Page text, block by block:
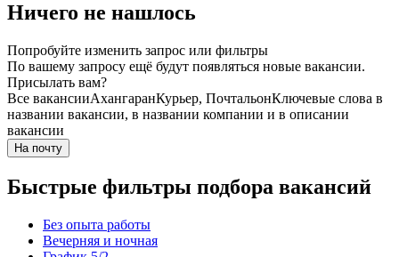
Ничего не нашлось
Попробуйте изменить запрос или фильтры
По вашему запросу ещё будут появляться новые вакансии.
Присылать вам?
Все вакансииАхангаранКурьер, ПочтальонКлючевые слова в
названии вакансии, в названии компании и в описании
вакансии
На почту
Быстрые фильтры подбора вакансий
Без опыта работы
Вечерняя и ночная